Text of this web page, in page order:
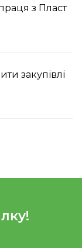
з Пласт
закупівлі